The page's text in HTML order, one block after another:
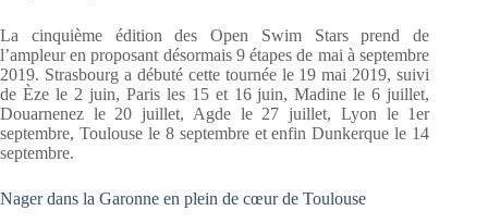
La cinquième édition des Open Swim Stars prend de
l’ampleur en proposant désormais 9 étapes de mai à septembre
2019. Strasbourg a débuté cette tournée le 19 mai 2019, suivi
de Èze le 2 juin, Paris les 15 et 16 juin, Madine le 6 juillet,
Douarnenez le 20 juillet, Agde le 27 juillet, Lyon le 1er
septembre, Toulouse le 8 septembre et enfin Dunkerque le 14
septembre.
Nager dans la Garonne en plein de cœur de Toulouse